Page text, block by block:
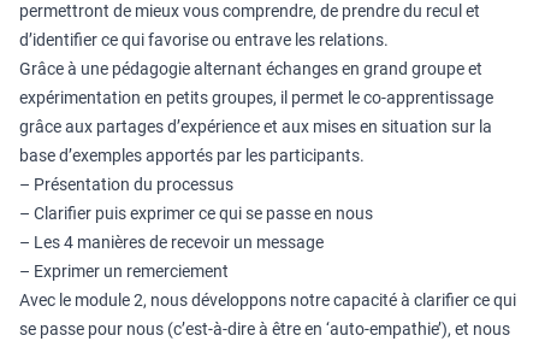
permettront de mieux vous comprendre, de prendre du recul et
d’identifier ce qui favorise ou entrave les relations.
Grâce à une pédagogie alternant échanges en grand groupe et
expérimentation en petits groupes, il permet le co-apprentissage
grâce aux partages d’expérience et aux mises en situation sur la
base d’exemples apportés par les participants.
– Présentation du processus
– Clarifier puis exprimer ce qui se passe en nous
– Les 4 manières de recevoir un message
– Exprimer un remerciement
Avec le module 2, nous développons notre capacité à clarifier ce qui
se passe pour nous (c’est-à-dire à être en ‘auto-empathie’), et nous